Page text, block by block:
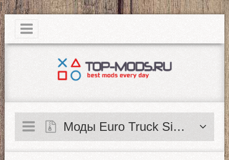
|
Моды Euro Truck Simulator 2